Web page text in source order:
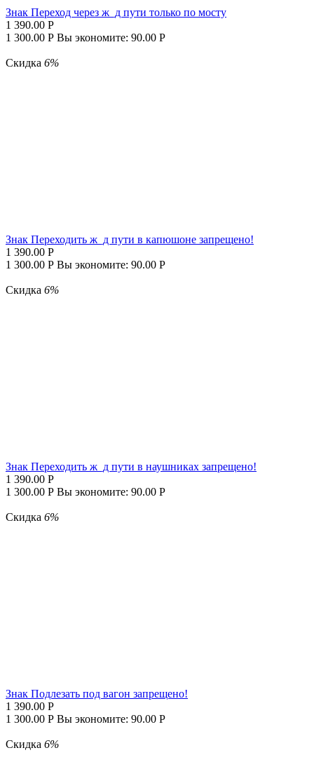
Знак Переход через ж_д пути только по мосту
1 390.00 Р
1 300.00 Р Вы экономите: 90.00 Р
Скидка 6%
Знак Переходить ж_д пути в капюшоне запрещено!
1 390.00 Р
1 300.00 Р Вы экономите: 90.00 Р
Скидка 6%
Знак Переходить ж_д пути в наушниках запрещено!
1 390.00 Р
1 300.00 Р Вы экономите: 90.00 Р
Скидка 6%
Знак Подлезать под вагон запрещено!
1 390.00 Р
1 300.00 Р Вы экономите: 90.00 Р
Скидка 6%